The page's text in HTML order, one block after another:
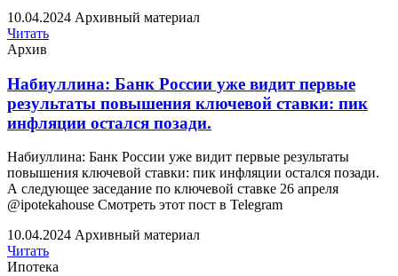
10.04.2024 Архивный материал
Читать
Архив
Набиуллина: Банк России уже видит первые
результаты повышения ключевой ставки: пик
инфляции остался позади.
Набиуллина: Банк России уже видит первые результаты
повышения ключевой ставки: пик инфляции остался позади.
А следующее заседание по ключевой ставке 26 апреля
@ipotekahouse Смотреть этот пост в Telegram
10.04.2024 Архивный материал
Читать
Ипотека